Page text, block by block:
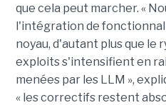
que cela peut marcher. «
l'intégration de
noyau, d'autant plus que le
exploits s'intensifient en
menées par les LLM »,
« les correctifs restent